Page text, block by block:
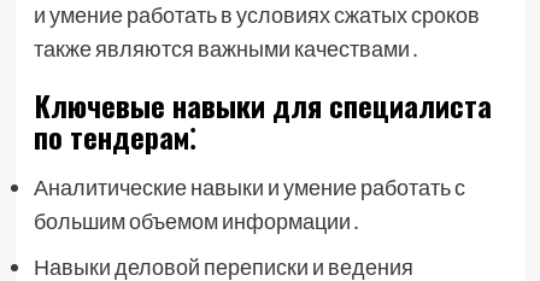
и умение работать в условиях сжатых сроков
также являются важными качествами․
Ключевые навыки для специалиста
по тендерам⁚
Аналитические навыки и умение работать с
большим объемом информации․
Навыки деловой переписки и ведения